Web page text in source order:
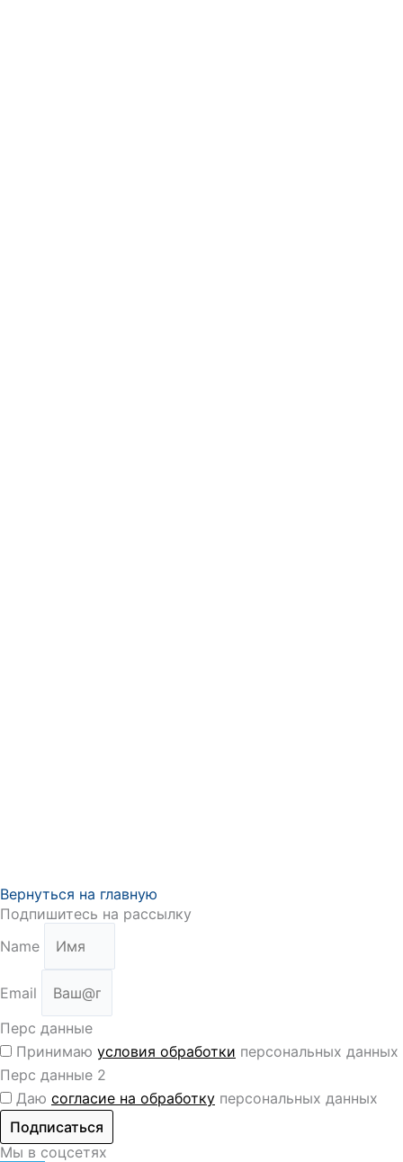
Вернуться на главную
Подпишитесь на рассылку
Name
Email
Перс данные
Принимаю условия обработки персональных данных
Перс данные 2
Даю согласие на обработку персональных данных
Подписаться
Мы в соцсетях